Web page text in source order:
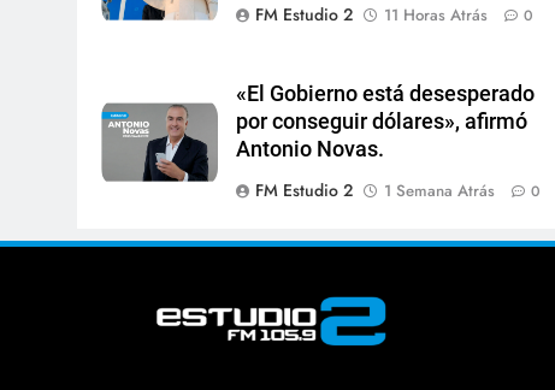
FM Estudio 2
11 Horas Atrás 0
«El Gobierno está desesperado
por conseguir dólares», afirmó
Antonio Novas.
FM Estudio 2
1 Semana Atrás 0